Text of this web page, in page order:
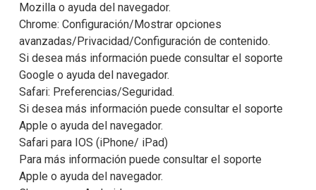
Mozilla o ayuda del navegador.
Chrome: Configuración/Mostrar opciones
avanzadas/Privacidad/Configuración de contenido.
Si desea más información puede consultar el soporte
Google o ayuda del navegador.
Safari: Preferencias/Seguridad.
Si desea más información puede consultar el soporte
Apple o ayuda del navegador.
Safari para IOS (iPhone/ iPad)
Para más información puede consultar el soporte
Apple o ayuda del navegador.